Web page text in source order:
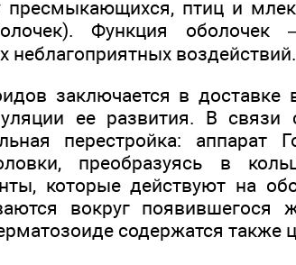
пресмыкающихся, птиц и
Функция
воздействий.
заключается в доставке
ее развития. В связи
перестройка: аппарат
преобразуясь в
которые действуют на
вокруг появившегося
содержатся также